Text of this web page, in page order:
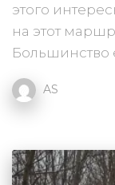
этого
на этот
Большинство
AS